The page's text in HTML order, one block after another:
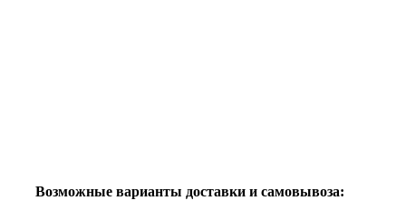
Возможные варианты доставки и самовывоза: